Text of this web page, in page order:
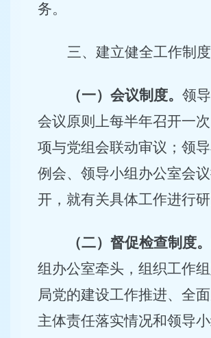
务。
三、建立健全工作制度
（一）会议制度。 领
会议原则上每半年召开一
项与党组会联动审议；领
例会、领导小组办公室会
开，就有关具体工作进行研
（二）督促检查制度。
组办公室牵头，组织工作
局党的建设工作推进、全
主体责任落实情况和领导